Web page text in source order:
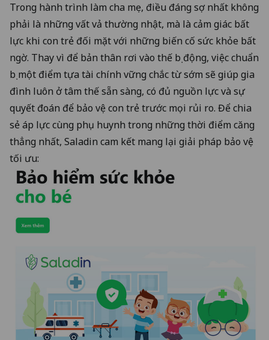
Trong hành trình làm cha mẹ, điều đáng sợ nhất không
phải là những vất vả thường nhật, mà là cảm giác bất
lực khi con trẻ đối mặt với những biến cố sức khỏe bất
ngờ. Thay vì để bản thân rơi vào thế bị động, việc chuẩn
bị một điểm tựa tài chính vững chắc từ sớm sẽ giúp gia
đình luôn ở tâm thế sẵn sàng, có đủ nguồn lực và sự
quyết đoán để bảo vệ con trẻ trước mọi rủi ro. Để chia
sẻ áp lực cùng phụ huynh trong những thời điểm căng
thẳng nhất, Saladin cam kết mang lại giải pháp bảo vệ
tối ưu: